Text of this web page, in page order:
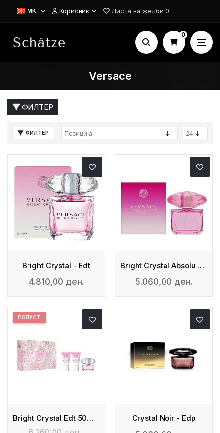
MK Корисник Листа на желби 0
0
Versace
ФИЛТЕР
ФИЛТЕР
Bright Crystal - Edt
4.810,00 ден.
Bright Crystal Absolu - Edp
5.060,00 ден.
Bright Crystal Edt 50ml + Body Lotion + Shower Gel
ПОПУСТ
Crystal Noir - Edp